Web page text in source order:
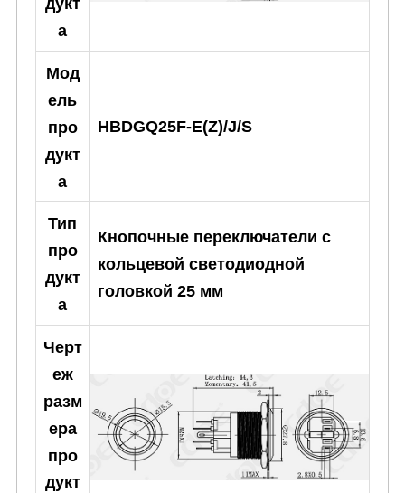
дукт
а
Мод
ель
про
дукт
а
HBDGQ25F-E(Z)/J/S
Тип
про
дукт
а
Кнопочные переключатели с
кольцевой светодиодной
головкой 25 мм
Черт
еж
разм
ера
про
дукт